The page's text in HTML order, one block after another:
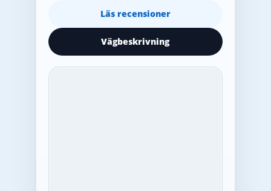
Läs recensioner
Vägbeskrivning